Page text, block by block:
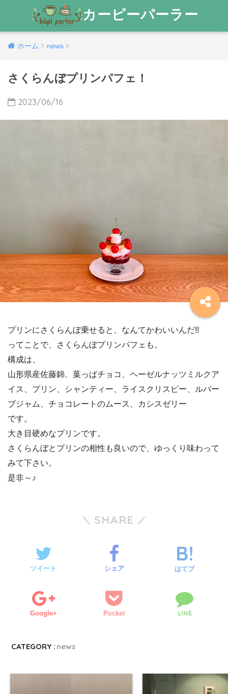
カーピーパーラー
ホーム news
さくらんぼプリンパフェ！
2023/06/16
プリンにさくらんぼ乗せると、なんてかわいいんだ!!
ってことで、さくらんぼプリンパフェも。
構成は、
山形県産佐藤錦、葉っぱチョコ、ヘーゼルナッツミルクア
イス、プリン、シャンティー、ライスクリスピー、ルバー
ブジャム、チョコレートのムース、カシスゼリー
です。
大き目硬めなプリンです。
さくらんぼとプリンの相性も良いので、ゆっくり味わって
みて下さい。
是非～♪
SHARE
ツイート シェア はてブ
Google+ Pocket LINE
CATEGORY : news